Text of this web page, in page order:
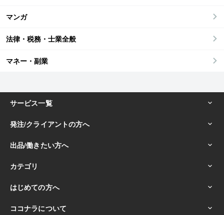
マンガ
法律・税務・士業全般
マネー・副業